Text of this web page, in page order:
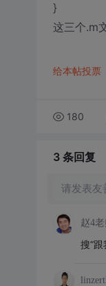
}
这三个.m
给本帖投票
180
3 条回复
请发表
赵4
搜“